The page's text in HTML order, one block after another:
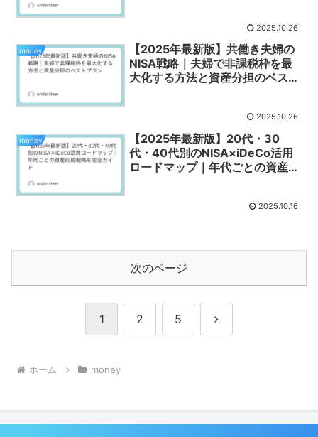
2025.10.26
money
【2025年最新版】共働き夫婦の
NISA戦略｜夫婦で非課税枠を最
大化する方法と資産分担のベスト
2025.10.26
money
【2025年最新版】20代・30
代・40代別のNISA×iDeCo活用
ロードマップ｜年代ごとの資産形
2025.10.16
次のページ
1 2 5 次
ホーム money